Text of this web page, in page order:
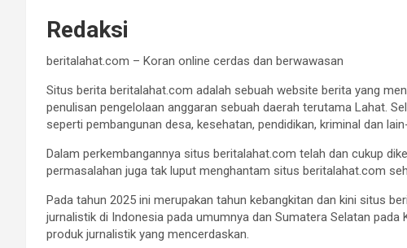
Redaksi
beritalahat.com – Koran online cerdas dan berwawasan
Situs berita beritalahat.com adalah sebuah website berita yang
penulisan pengelolaan anggaran sebuah daerah terutama Lahat.
seperti pembangunan desa, kesehatan, pendidikan, kriminal dan
Dalam perkembangannya situs beritalahat.com telah dan cukup
permasalahan juga tak luput menghantam situs beritalahat.com
Pada tahun 2025 ini merupakan tahun kebangkitan dan kini situs
jurnalistik di Indonesia pada umumnya dan Sumatera Selatan
produk jurnalistik yang mencerdaskan.